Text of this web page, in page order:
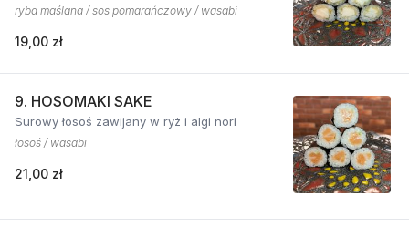
ryba maślana / sos pomarańczowy / wasabi
19,00 zł
9. HOSOMAKI SAKE
Surowy łosoś zawijany w ryż i algi nori
łosoś / wasabi
21,00 zł